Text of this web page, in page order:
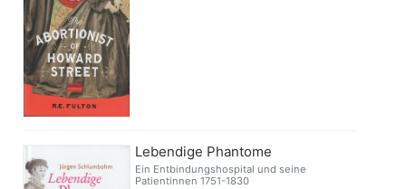
Lebendige Phantome
Ein Entbindungshospital und seine
Patientinnen 1751-1830